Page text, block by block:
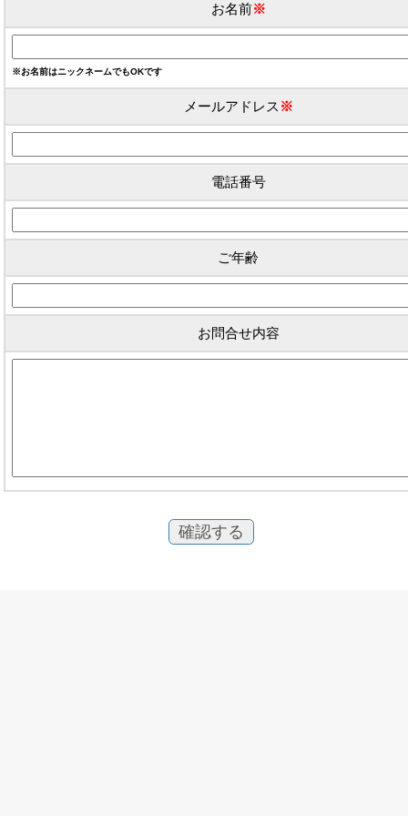
お名前※
※お名前はニックネームでもOKです
メールアドレス ※
電話番号
ご年齢
お問合せ内容